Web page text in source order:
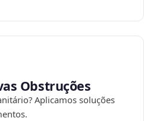
Obstruções
Aplicamos soluções